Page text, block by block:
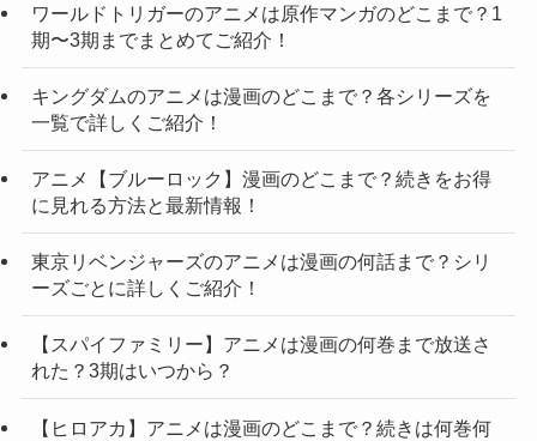
ワールドトリガーのアニメは原作マンガのどこまで？1
期〜3期までまとめてご紹介！
キングダムのアニメは漫画のどこまで？各シリーズを
一覧で詳しくご紹介！
アニメ【ブルーロック】漫画のどこまで？続きをお得
に見れる方法と最新情報！
東京リベンジャーズのアニメは漫画の何話まで？シリ
ーズごとに詳しくご紹介！
【スパイファミリー】アニメは漫画の何巻まで放送さ
れた？3期はいつから？
【ヒロアカ】アニメは漫画のどこまで？続きは何巻何